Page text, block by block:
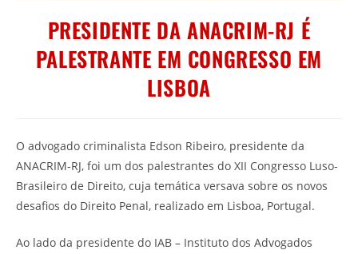
PRESIDENTE DA ANACRIM-RJ É
PALESTRANTE EM CONGRESSO EM
LISBOA
O advogado criminalista Edson Ribeiro, presidente da
ANACRIM-RJ, foi um dos palestrantes do XII Congresso Luso-
Brasileiro de Direito, cuja temática versava sobre os novos
desafios do Direito Penal, realizado em Lisboa, Portugal.
Ao lado da presidente do IAB – Instituto dos Advogados